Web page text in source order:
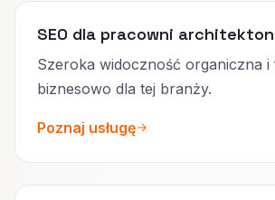
SEO dla pracowni
Szeroka widoczność organiczna
biznesowo dla tej branży.
Poznaj usługę